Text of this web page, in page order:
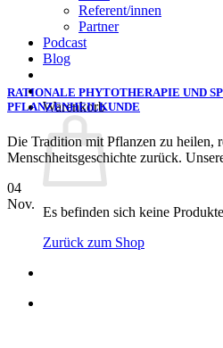
Referent/innen
Partner
Podcast
Blog
Warenkorb
Es befinden sich keine
Zurück zum Shop
RATIONALE PHYTOTHERAPIE UND
PFLANZENHEILKUNDE
Die Tradition mit Pflanzen zu heilen,
Menschheitsgeschichte zurück.
04
Nov.